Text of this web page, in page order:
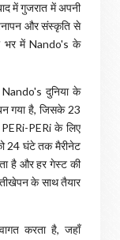
में गुजरात में अपनी
और संस्कृति से
भर में Nando's के
दुनिया के
गया है, जिसके 23
PERi के लिए
24 घंटे तक मैरीनेट
है और हर गेस्ट की
के साथ तैयार
करता है, जहाँ